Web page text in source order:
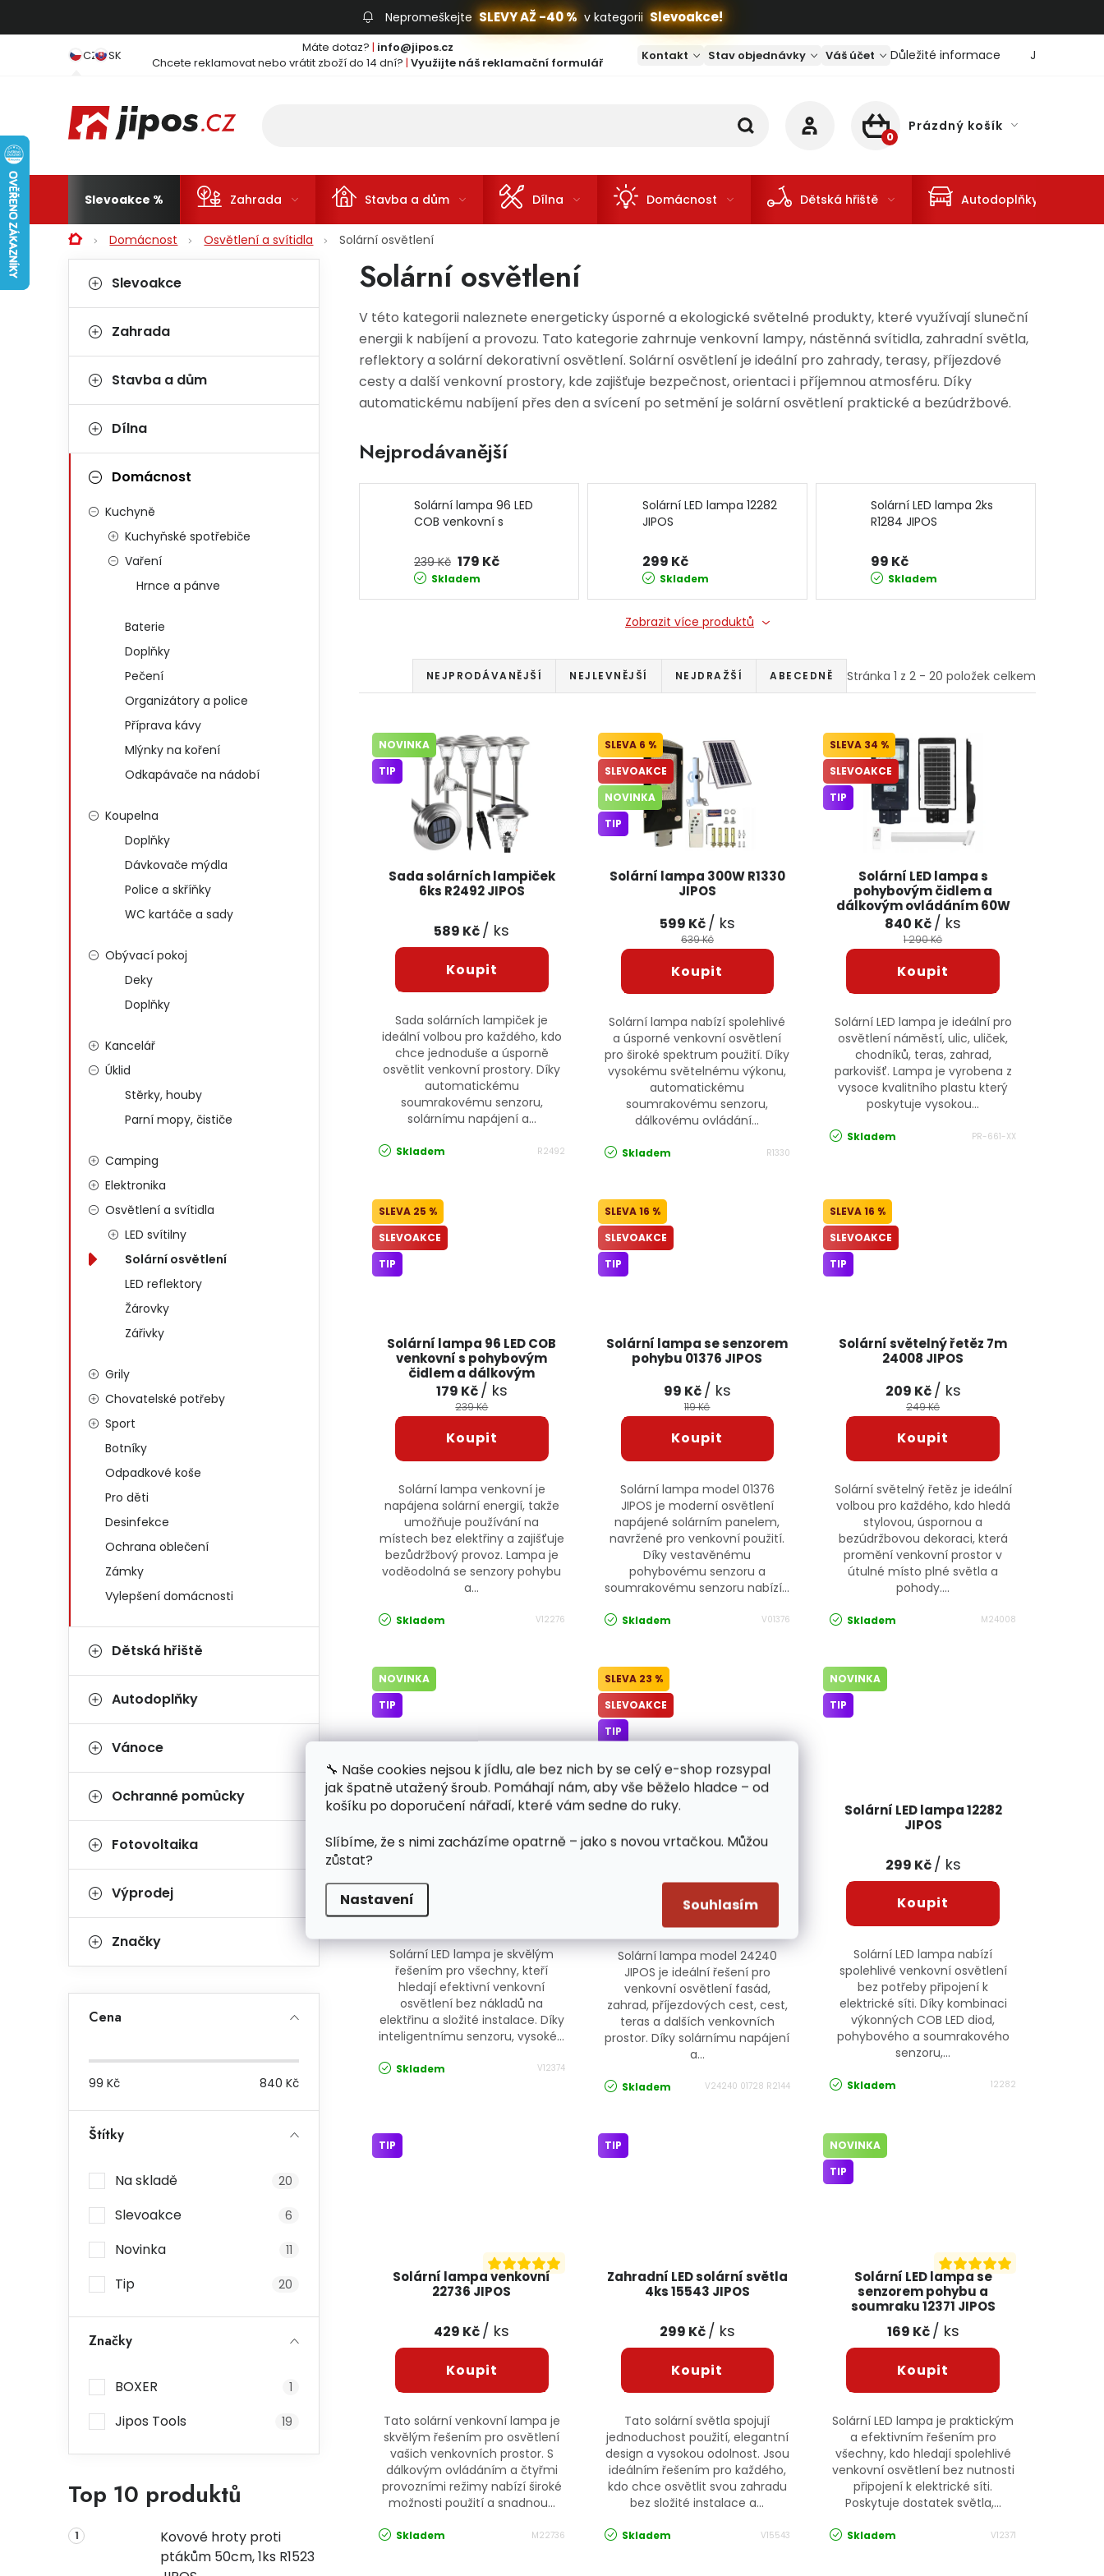
🔧 Naše cookies nejsou k jídlu, ale bez nich by se celý e-shop rozsypal
jak špatně utažený šroub. Pomáhají nám, aby vše běželo hladce – od
košíku po doporučení nářadí, které vám sedne do ruky.
Slíbíme, že s nimi zacházíme opatrně – jako s novou vrtačkou. Můžou
zůstat?
Nastavení Souhlasím
Nepromeškejte SLEVY AŽ -40 % v kategorii Slevoakce!
CZ SK Máte dotaz? | info@jipos.cz
Chcete reklamovat nebo vrátit zboží do 14 dní? | Využijte náš reklamační formulář Kontakt Stav objednávky Váš účet Důležité informace Jaký je
NÁKUPNÍ KOŠÍK
Prázdný košík
Slevoakce Zahrada Stavba a dům Dílna Domácnost Dětská hřiště Autodoplňky
DomůDomácnost Osvětlení a svítidla Solární osvětlení
Postranní panel
Kategorie
Slevoakce
Zahrada
Stavba a dům
Dílna
Domácnost
Kuchyně
Kuchyňské spotřebiče
Vaření
Hrnce a pánve
Baterie
Doplňky
Pečení
Organizátory a police
Příprava kávy
Mlýnky na koření
Odkapávače na nádobí
Koupelna
Doplňky
Dávkovače mýdla
Police a skříňky
WC kartáče a sady
Obývací pokoj
Deky
Doplňky
Kancelář
Úklid
Stěrky, houby
Parní mopy, čističe
Camping
Elektronika
Osvětlení a svítidla
LED svítilny
Solární osvětlení
LED reflektory
Žárovky
Zářivky
Grily
Chovatelské potřeby
Sport
Botníky
Odpadkové koše
Pro děti
Desinfekce
Ochrana oblečení
Zámky
Vylepšení domácnosti
Dětská hřiště
Autodoplňky
Vánoce
Ochranné pomůcky
Fotovoltaika
Výprodej
Značky
Cena
99 Kč 840 Kč
Štítky
Na skladě 20
Slevoakce 6
Novinka 11
Tip 20
Značky
BOXER 1
Jipos Tools 19
Top 10 produktů
Kovové hroty proti
ptákům 50cm, 1ks R1523
Solární osvětlení
V této kategorii naleznete energeticky úsporné a ekologické světelné produkty, které využívají sluneční
energii k nabíjení a provozu. Tato kategorie zahrnuje venkovní lampy, nástěnná svítidla, zahradní světla,
reflektory a solární dekorativní osvětlení. Solární osvětlení je ideální pro zahrady, terasy, příjezdové
cesty a další venkovní prostory, kde zajišťuje bezpečnost, orientaci i příjemnou atmosféru. Díky
automatickému nabíjení přes den a svícení po setmění je solární osvětlení praktické a bezúdržbové.
Nejprodávanější
Solární lampa 96 LED
COB venkovní s
dálkovým ovladačem
12276 JIPOS
239 Kč 179 Kč
Skladem
Solární LED lampa 12282
JIPOS
299 Kč
Skladem
Solární LED lampa 2ks
R1284 JIPOS
99 Kč
Skladem
Zobrazit více produktů
Stránka 1 z 2 - 20 položek celkem
Řazení produktů
NEJPRODÁVANĚJŠÍ NEJLEVNĚJŠÍ NEJDRAŽŠÍ ABECEDNĚ
Výpis produktů
Sada solárních lampiček
6ks R2492 JIPOS
NOVINKA
TIP
589 Kč/ ks
Sada solárních lampiček je
ideální volbou pro každého, kdo
chce jednoduše a úsporně
osvětlit venkovní prostory. Díky
automatickému
soumrakovému senzoru,
solárnímu napájení a...
Skladem R2492
Solární lampa 300W R1330
JIPOS
6 %
SLEVOAKCE
NOVINKA
TIP
599 Kč/ ks
639 Kč
Solární lampa nabízí spolehlivé
a úsporné venkovní osvětlení
pro široké spektrum použití. Díky
vysokému světelnému výkonu,
automatickému
soumrakovému senzoru,
dálkovému ovládání...
Skladem R1330
Solární LED lampa s
pohybovým čidlem a
dálkovým ovládáním 60W
PR-661 BOXER
34 %
SLEVOAKCE
TIP
840 Kč/ ks
1 290 Kč
Solární LED lampa je ideální pro
osvětlení náměstí, ulic, uliček,
chodníků, teras, zahrad,
parkovišť. Lampa je vyrobena z
vysoce kvalitního plastu který
poskytuje vysokou...
Skladem PR-661-XX
Solární lampa 96 LED COB
venkovní s pohybovým
čidlem a dálkovým
ovladačem 12276 JIPOS
25 %
SLEVOAKCE
TIP
179 Kč/ ks
239 Kč
Solární lampa venkovní je
napájena solární energií, takže
umožňuje používání na
místech bez elektřiny a zajišťuje
bezůdržbový provoz. Lampa je
voděodolná se senzory pohybu
a...
Skladem V12276
Solární lampa se senzorem
pohybu 01376 JIPOS
16 %
SLEVOAKCE
TIP
99 Kč/ ks
119 Kč
Solární lampa model 01376
JIPOS je moderní osvětlení
napájené solárním panelem,
navržené pro venkovní použití.
Díky vestavěnému
pohybovému senzoru a
soumrakovému senzoru nabízí...
Skladem V01376
Solární světelný řetěz 7m
24008 JIPOS
16 %
SLEVOAKCE
TIP
209 Kč/ ks
249 Kč
Solární světelný řetěz je ideální
volbou pro každého, kdo hledá
stylovou, úspornou a
bezúdržbovou dekoraci, která
promění venkovní prostor v
útulné místo plné světla a
pohody....
Skladem M24008
Solární LED lampa 12374
NOVINKA
TIP
Solární LED lampa je skvělým
řešením pro všechny, kteří
hledají efektivní venkovní
osvětlení bez nákladů na
elektřinu a složité instalace. Díky
inteligentnímu senzoru, vysoké...
Skladem V12374
Solární lampa 100 LED se
JIPOS
23 %
SLEVOAKCE
TIP
Solární lampa model 24240
JIPOS je ideální řešení pro
venkovní osvětlení fasád,
zahrad, příjezdových cest, cest,
teras a dalších venkovních
prostor. Díky solárnímu napájení
a...
Skladem V24240 01728 R2144
Solární LED lampa 12282
JIPOS
NOVINKA
TIP
299 Kč/ ks
Solární LED lampa nabízí
spolehlivé venkovní osvětlení
bez potřeby připojení k
elektrické síti. Díky kombinaci
výkonných COB LED diod,
pohybového a soumrakového
senzoru,...
Skladem 12282
Solární lampa venkovní
22736 JIPOS
TIP
429 Kč/ ks
Tato solární venkovní lampa je
skvělým řešením pro osvětlení
vašich venkovních prostor. S
dálkovým ovládáním a čtyřmi
provozními režimy nabízí široké
možnosti použití a snadnou...
Skladem M22736
Zahradní LED solární světla
4ks 15543 JIPOS
TIP
299 Kč/ ks
Tato solární světla spojují
jednoduchost použití, elegantní
design a vysokou odolnost. Jsou
ideálním řešením pro každého,
kdo chce osvětlit svou zahradu
bez složité instalace a...
Skladem V15543
Solární LED lampa se
senzorem pohybu a
soumraku 12371 JIPOS
NOVINKA
TIP
169 Kč/ ks
Solární LED lampa je praktickým
a efektivním řešením pro
všechny, kdo hledají spolehlivé
venkovní osvětlení bez nutnosti
připojení k elektrické síti.
Poskytuje dostatek světla,...
Skladem V12371